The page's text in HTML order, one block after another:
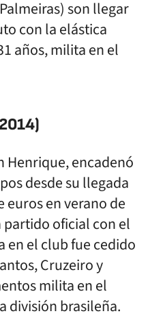
son llegar
con la elástica
años, milita en el
Henrique, encadenó
desde su llegada
en verano de
partido oficial con el
en el club fue cedido
Cruzeiro y
milita en el
división brasileña.